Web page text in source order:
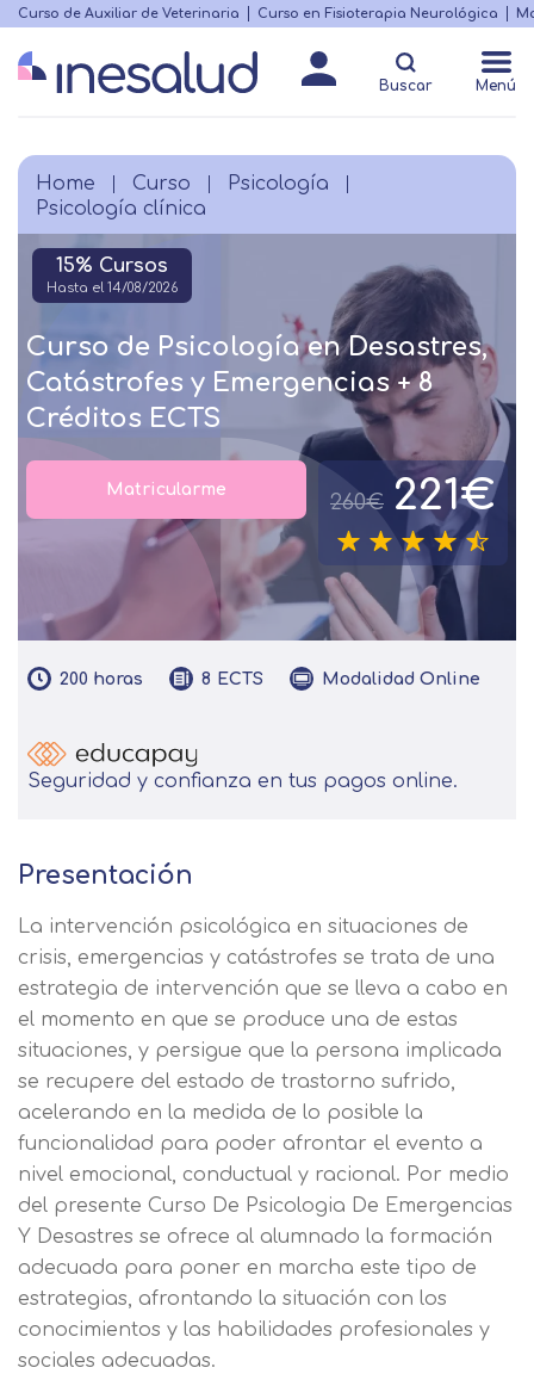
Skip
main
content
Menú
destacado
Curso de Auxiliar de Veterinaria Curso en Fisioterapia Neurológica
Buscar Menú
Breadcrumb
Home Curso
Psicología
Psicología clínica
15% Cursos
Hasta el 14/08/2026
Curso de Psicología en Desastres,
Catástrofes y Emergencias + 8
Créditos ECTS
260€ 221€
Matricularme
200 horas 8 ECTS Modalidad Online
Seguridad y confianza en tus pagos online.
Presentación
La intervención psicológica en situaciones de
crisis, emergencias y catástrofes se trata de una
estrategia de intervención que se lleva a cabo en
el momento en que se produce una de estas
situaciones, y persigue que la persona implicada
se recupere del estado de trastorno sufrido,
acelerando en la medida de lo posible la
funcionalidad para poder afrontar el evento a
nivel emocional, conductual y racional. Por medio
del presente Curso De Psicologia De Emergencias
Y Desastres se ofrece al alumnado la formación
adecuada para poner en marcha este tipo de
estrategias, afrontando la situación con los
conocimientos y las habilidades profesionales y
sociales adecuadas.
Matricularme